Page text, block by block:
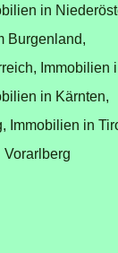
in
Burgenland,
Immobilien
in Kärnten,
Immobilien in
Vorarlberg